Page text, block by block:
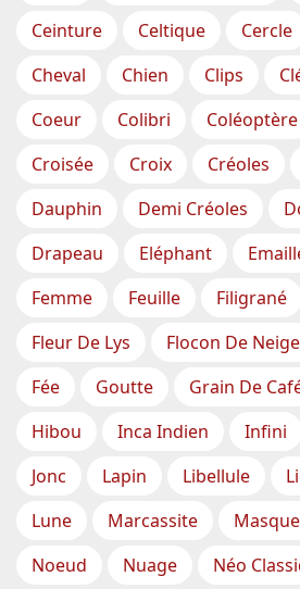
Ceinture
Celtique Cercle
Cheval
Chien Clips
Coeur
Colibri Coléoptère
Croisée
Croix Créoles
Dauphin
Demi Créoles
Drapeau
Eléphant
Femme
Feuille Filigrané
Fleur De Lys
Flocon De Neige
Fée
Goutte Grain De
Hibou
Inca Indien Infini
Jonc
Lapin Libellule
Lune
Marcassite Masque
Noeud
Nuage Néo